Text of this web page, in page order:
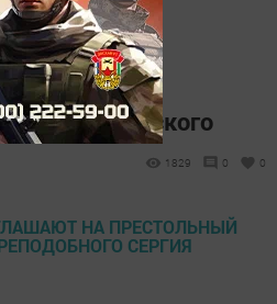
на
в приход
Радонежского
1829 0 0